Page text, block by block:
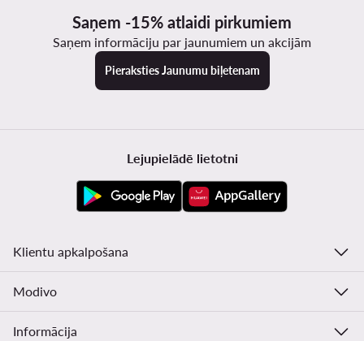
Saņem -15% atlaidi pirkumiem
Saņem informāciju par jaunumiem un akcijām
Pieraksties Jaunumu biļetenam
Lejupielādē lietotni
Klientu apkalpošana
Modivo
Informācija